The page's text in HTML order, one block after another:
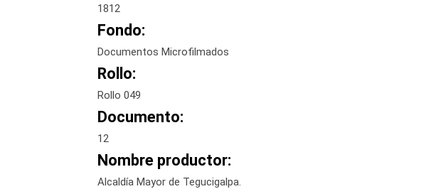
1812
Fondo:
Documentos Microfilmados
Rollo:
Rollo 049
Documento:
12
Nombre productor:
Alcaldía Mayor de Tegucigalpa.